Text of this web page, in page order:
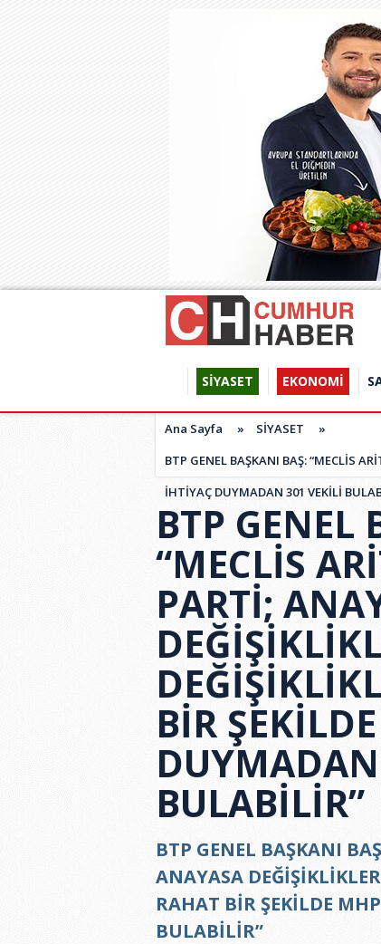
SİYASET EKONOMİ
Ana Sayfa » SİYASET
»
BTP GENEL BAŞKANI BAŞ: “MECLİS
İHTİYAÇ DUYMADAN 301 VEKİLİ
BTP GENEL
“MECLİS
PARTİ;
BİR
BULABİLİR”
BTP GENEL BAŞKANI
ANAYASA
RAHAT BİR ŞEKİLDE
BULABİLİR”